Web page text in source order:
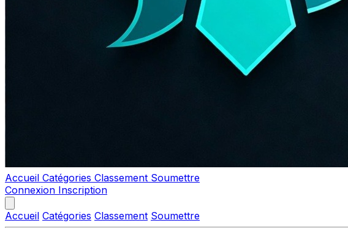
Accueil Catégories Classement Soumettre
Connexion Inscription
Accueil Catégories Classement Soumettre